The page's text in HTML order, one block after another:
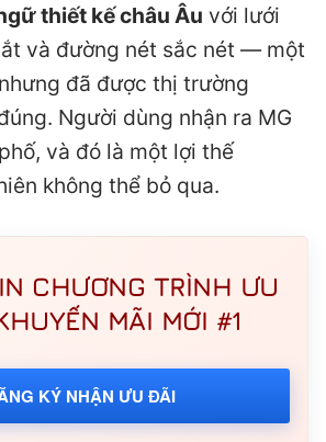
thiết kế châu Âu với lưới
và đường nét sắc nét — một
đã được thị trường
Người dùng nhận ra MG
và đó là một lợi thế
không thể bỏ qua.
CHƯƠNG TRÌNH ƯU
MÃI MỚI #1
KÝ NHẬN ƯU ĐÃI